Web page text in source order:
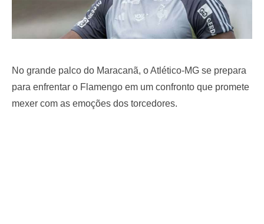
No grande palco do Maracanã, o Atlético-MG se prepara
para enfrentar o Flamengo em um confronto que promete
mexer com as emoções dos torcedores.